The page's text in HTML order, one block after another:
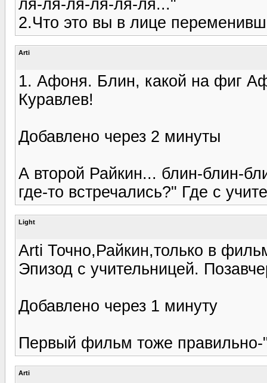
ля-ля-ля-ля-ля-ля..."
2.Что это вы в лице
Arti
1. Афоня. Блин, какой на фиг
Куравлев!
Добавлено через 2 минуты
А второй Райкин... блин-блин-
где-то встречались?" Где с
Light
Arti Точно,Райкин,только в
Эпизод с учительницей.
Добавлено через 1 минуту
Первый фильм тоже правильно-
Arti